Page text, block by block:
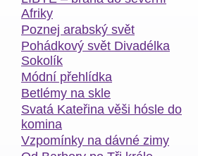
Afriky
Poznej arabský svět
Pohádkový svět Divadélka
Sokolík
Módní přehlídka
Betlémy na skle
Svatá Kateřina věši hósle do
komina
Vzpomínky na dávné zimy